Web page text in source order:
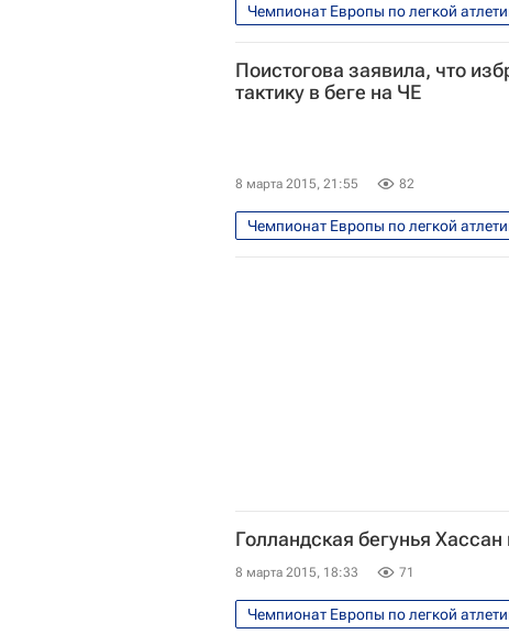
Чемпионат Европы по легкой
Чехия
Весь мир
Поистогова заявила, что
тактику в беге на ЧЕ
8 марта 2015, 21:55 82
Чемпионат Европы по легкой
Весь мир
Екатерина
Голландская бегунья
8 марта 2015, 18:33 71
Чемпионат Европы по легкой